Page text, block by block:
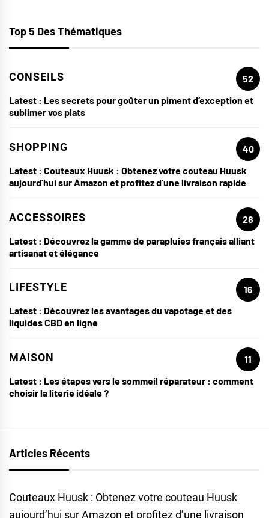
Top 5 Des Thématiques
CONSEILS
52
Latest : Les secrets pour goûter un piment d’exception et
sublimer vos plats
SHOPPING
40
Latest : Couteaux Huusk : Obtenez votre couteau Huusk
aujourd’hui sur Amazon et profitez d’une livraison rapide
ACCESSOIRES
28
Latest : Découvrez la gamme de parapluies français alliant
artisanat et élégance
LIFESTYLE
16
Latest : Découvrez les avantages du vapotage et des
liquides CBD en ligne
MAISON
11
Latest : Les étapes vers le sommeil réparateur : comment
choisir la literie idéale ?
Articles Récents
Couteaux Huusk : Obtenez votre couteau Huusk
aujourd’hui sur Amazon et profitez d’une livraison